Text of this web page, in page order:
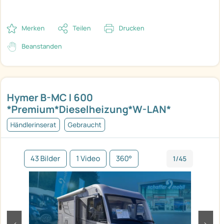
Hymer B-MC I 600
*Premium*Dieselheizung*W-LAN*
Händlerinserat Gebraucht
43 Bilder 1 Video 360° 1/45
Merken Teilen Drucken
Beanstanden